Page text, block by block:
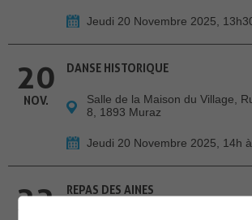
Jeudi 20 Novembre 2025,
20
NOV.
DANSE HISTORIQUE
Salle de la Maison du Village,
8, 1893 Muraz
Jeudi 20 Novembre 2025, 14h
22 REPAS DES AINES